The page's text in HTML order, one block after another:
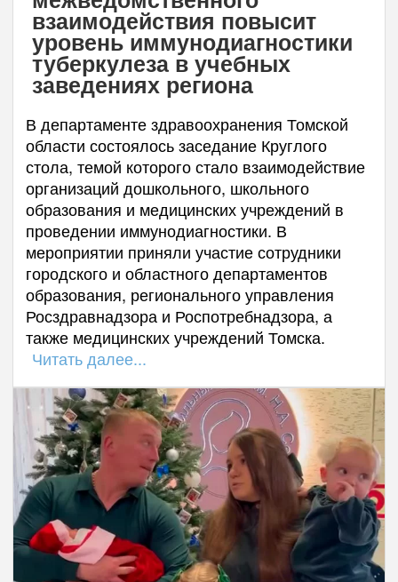
взаимодействия повысит
уровень иммунодиагностики
туберкулеза в учебных
заведениях региона
В департаменте здравоохранения Томской
области состоялось заседание Круглого
стола, темой которого стало взаимодействие
организаций дошкольного, школьного
образования и медицинских учреждений в
проведении иммунодиагностики. В
мероприятии приняли участие сотрудники
городского и областного департаментов
образования, регионального управления
Росздравнадзора и Роспотребнадзора, а
также медицинских учреждений Томска.
Читать далее...